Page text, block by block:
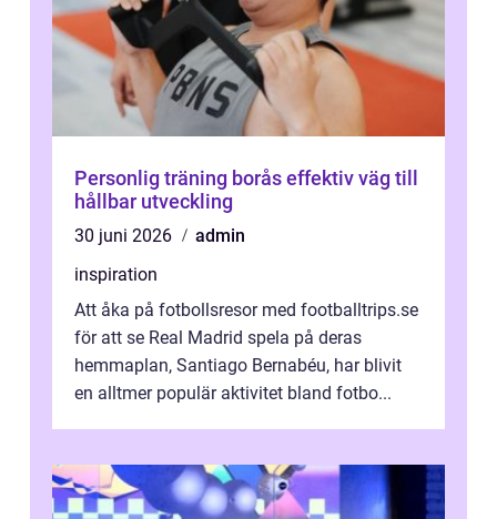
Personlig träning borås effektiv väg till
hållbar utveckling
30 juni 2026
admin
inspiration
Att åka på fotbollsresor med footballtrips.se
för att se Real Madrid spela på deras
hemmaplan, Santiago Bernabéu, har blivit
en alltmer populär aktivitet bland fotbo...